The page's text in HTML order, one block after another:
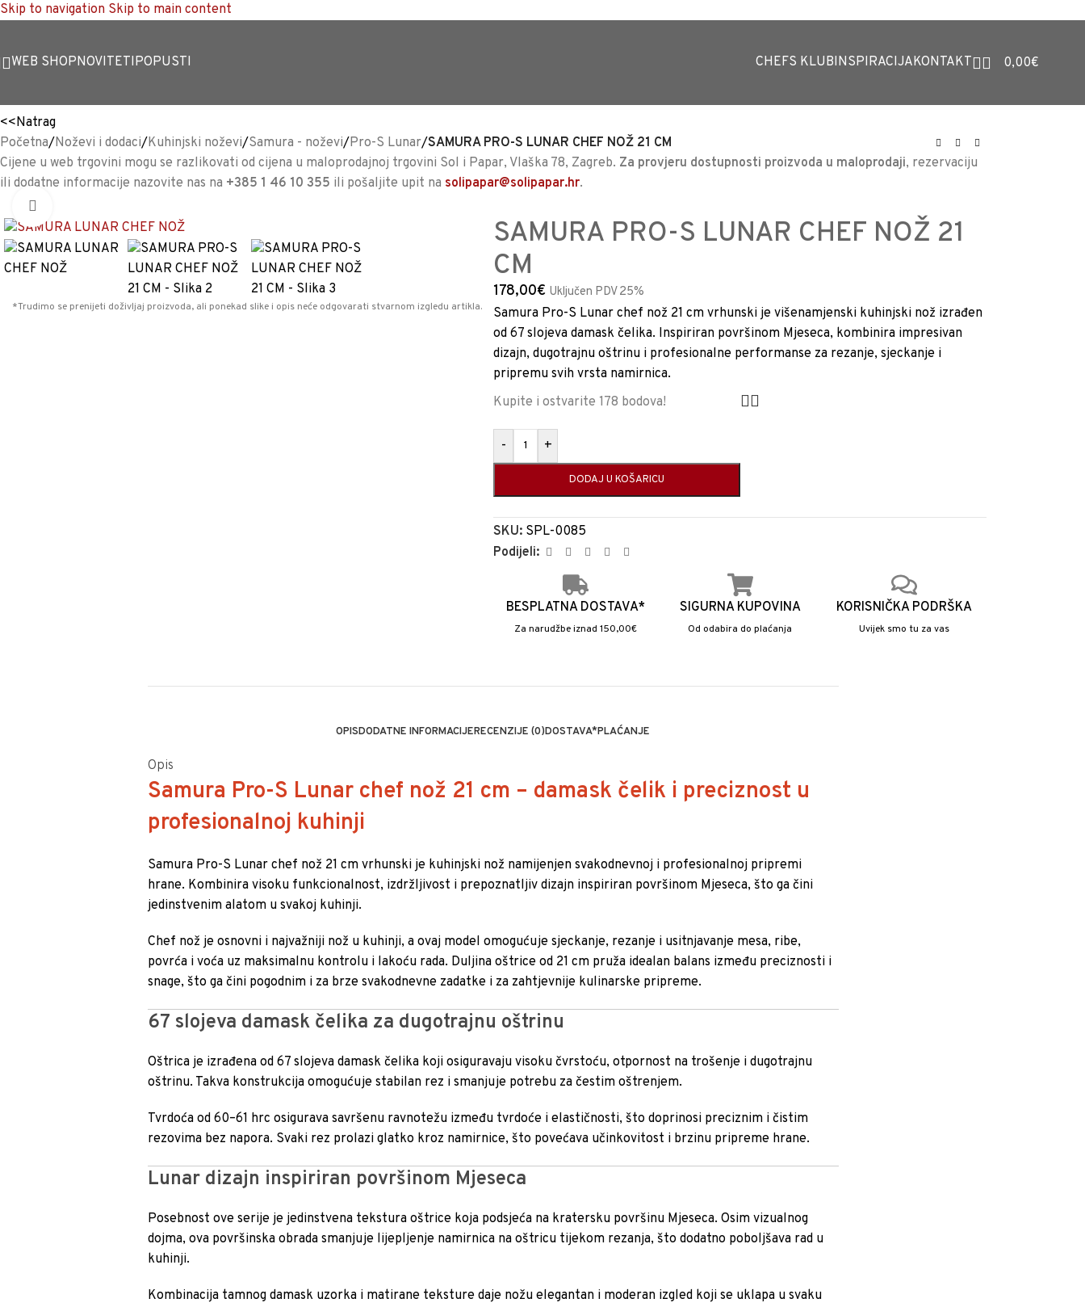
Skip to navigation Skip to main content
WEB SHOPNOVITETIPOPUSTI CHEFS KLUBINSPIRACIJAKONTAKT 0,00€
<<Natrag
Početna/Noževi i dodaci/Kuhinjski noževi/Samura - noževi/Pro-S Lunar/SAMURA PRO-S LUNAR CHEF NOŽ 21 CM
Cijene u web trgovini mogu se razlikovati od cijena u maloprodajnoj trgovini Sol i Papar, Vlaška 78, Zagreb. Za provjeru dostupnosti proizvoda u maloprodaji, rezervaciju
ili dodatne informacije nazovite nas na +385 1 46 10 355 ili pošaljite upit na solipapar@solipapar.hr.
*Trudimo se prenijeti doživljaj proizvoda, ali ponekad slike i opis neće odgovarati stvarnom izgledu artikla.
SAMURA PRO-S LUNAR CHEF NOŽ 21
CM
178,00€ Uključen PDV 25%
Samura Pro-S Lunar chef nož 21 cm vrhunski je višenamjenski kuhinjski nož izrađen
od 67 slojeva damask čelika. Inspiriran površinom Mjeseca, kombinira impresivan
dizajn, dugotrajnu oštrinu i profesionalne performanse za rezanje, sjeckanje i
pripremu svih vrsta namirnica.
Kupite i ostvarite 178 bodova!
- +
DODAJ U KOŠARICU
SKU: SPL-0085
Podijeli:
BESPLATNA DOSTAVA*
Za narudžbe iznad 150,00€
SIGURNA KUPOVINA
Od odabira do plaćanja
KORISNIČKA PODRŠKA
Uvijek smo tu za vas
OPISDODATNE INFORMACIJERECENZIJE (0)DOSTAVA*PLAĆANJE
Opis
Samura Pro-S Lunar chef nož 21 cm – damask čelik i preciznost u
profesionalnoj kuhinji
Samura Pro-S Lunar chef nož 21 cm vrhunski je kuhinjski nož namijenjen svakodnevnoj i profesionalnoj pripremi
hrane. Kombinira visoku funkcionalnost, izdržljivost i prepoznatljiv dizajn inspiriran površinom Mjeseca, što ga čini
jedinstvenim alatom u svakoj kuhinji.
Chef nož je osnovni i najvažniji nož u kuhinji, a ovaj model omogućuje sjeckanje, rezanje i usitnjavanje mesa, ribe,
povrća i voća uz maksimalnu kontrolu i lakoću rada. Duljina oštrice od 21 cm pruža idealan balans između preciznosti i
snage, što ga čini pogodnim i za brze svakodnevne zadatke i za zahtjevnije kulinarske pripreme.
67 slojeva damask čelika za dugotrajnu oštrinu
Oštrica je izrađena od 67 slojeva damask čelika koji osiguravaju visoku čvrstoću, otpornost na trošenje i dugotrajnu
oštrinu. Takva konstrukcija omogućuje stabilan rez i smanjuje potrebu za čestim oštrenjem.
Tvrdoća od 60–61 hrc osigurava savršenu ravnotežu između tvrdoće i elastičnosti, što doprinosi preciznim i čistim
rezovima bez napora. Svaki rez prolazi glatko kroz namirnice, što povećava učinkovitost i brzinu pripreme hrane.
Lunar dizajn inspiriran površinom Mjeseca
Posebnost ove serije je jedinstvena tekstura oštrice koja podsjeća na kratersku površinu Mjeseca. Osim vizualnog
dojma, ova površinska obrada smanjuje lijepljenje namirnica na oštricu tijekom rezanja, što dodatno poboljšava rad u
kuhinji.
Kombinacija tamnog damask uzorka i matirane teksture daje nožu elegantan i moderan izgled koji se uklapa u svaku